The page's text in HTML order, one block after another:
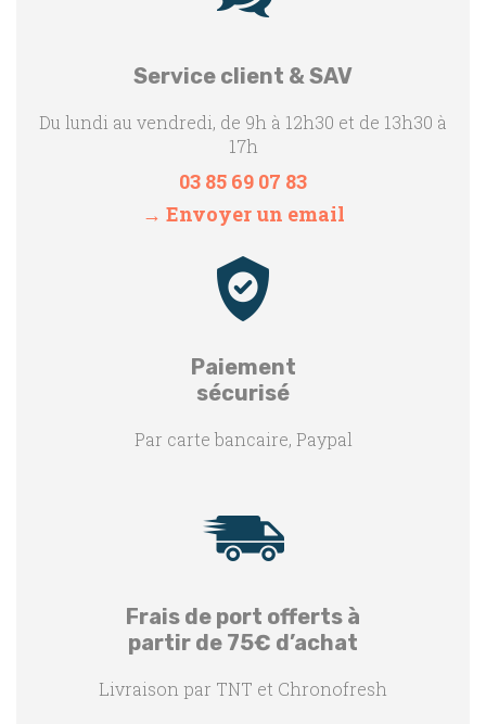
Service client & SAV
Du lundi au vendredi, de 9h à 12h30 et de 13h30 à
17h
03 85 69 07 83
→ Envoyer un email
Paiement
sécurisé
Par carte bancaire, Paypal
Frais de port offerts à
partir de 75€ d’achat
Livraison par TNT et Chronofresh